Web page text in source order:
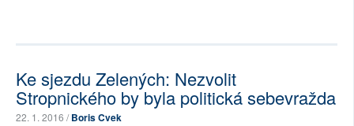
Ke sjezdu Zelených: Nezvolit
Stropnického by byla politická sebevražda
22. 1. 2016 /Boris Cvek